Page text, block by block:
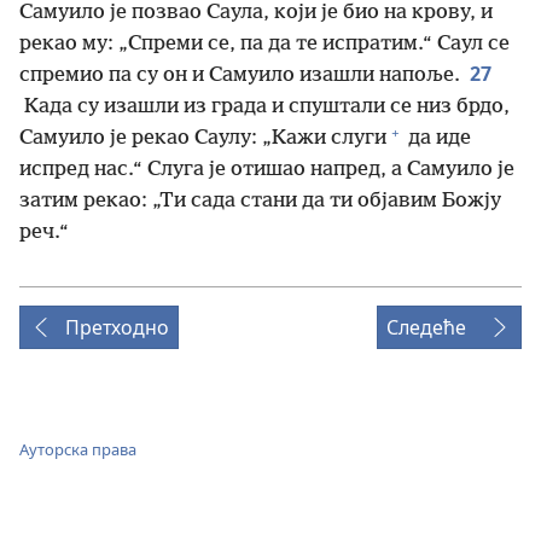
Самуило је позвао Саула, који је био на крову, и
рекао му: „Спреми се, па да те испратим.“ Саул се
спремио па су он и Самуило изашли напоље. 27
Када су изашли из града и спуштали се низ брдо,
Самуило је рекао Саулу: „Кажи слуги + да иде
испред нас.“ Слуга је отишао напред, а Самуило је
затим рекао: „Ти сада стани да ти објавим Божју
реч.“
Претходно Следеће
Ауторска права